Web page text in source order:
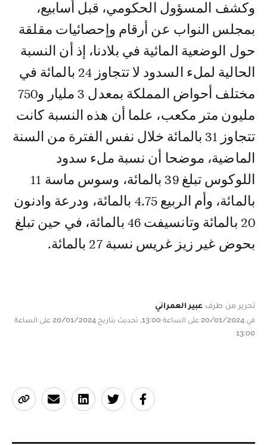
وكشف المسؤول الحكومي، قبل أسابيع،
بمجلس النواب عن أرقام وإحصائيات مقلقة
حول الوضعية المائية في بلادنا، إذ أن النسبة
الحالية لملء السدود لا تتجاوز 24 بالمائة في
مختلف أحواض المملكة بمعدل 3 مليار و750
مليون متر مكعب، علما أن هذه النسبة كانت
تتجاوز 31 بالمائة خلال نفس الفترة من السنة
الماضية، موضحا أن نسبة ملء سدود
اللوكوس تبلغ 39 بالمائة، وسوس ماسة 11
بالمائة، وأم الربيع 4.75 بالمائة، ودرعة وادنون
20 بالمائة وتانسيفت 46 بالمائة، في حين تبلغ
بحوض غير زيز غريس نسبة 27 بالمائة.
تحرير من طرف عبير العمراني
في 20/01/2024 على الساعة 13:00, تحديث بتاريخ 20/01/2024 على الساعة
13:00